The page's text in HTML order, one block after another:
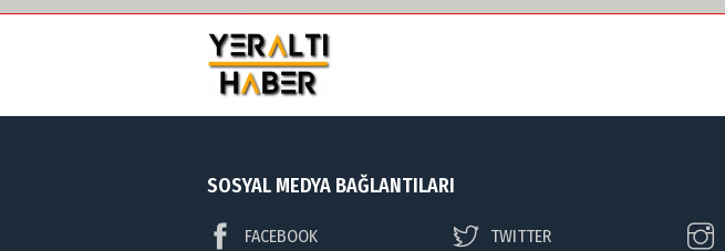
SOSYAL MEDYA BAĞLANTILARI
FACEBOOK TWITTER